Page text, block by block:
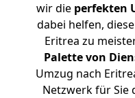
wir die perfekten
dabei helfen,
Eritrea zu
Palette von
Umzug nach
Netzwerk für Sie